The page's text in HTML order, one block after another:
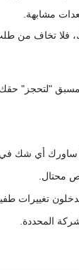
مشابهة.
فلا تخاف من
مسبق "لتحجز"
ساورك أي شك في
محتال.
تغييرات
المحددة.